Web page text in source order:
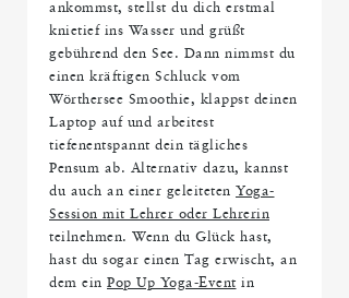
ankommst, stellst du dich erstmal
knietief ins Wasser und grüßt
gebührend den See. Dann nimmst du
einen kräftigen Schluck vom
Wörthersee Smoothie, klappst deinen
Laptop auf und arbeitest
tiefenentspannt dein tägliches
Pensum ab. Alternativ dazu, kannst
du auch an einer geleiteten Yoga-
Session mit Lehrer oder Lehrerin
teilnehmen. Wenn du Glück hast,
hast du sogar einen Tag erwischt, an
dem ein Pop Up Yoga-Event in